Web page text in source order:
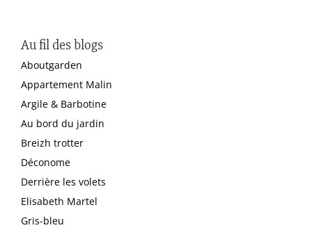
Au fil des blogs
Aboutgarden
Appartement Malin
Argile & Barbotine
Au bord du jardin
Breizh trotter
Déconome
Derrière les volets
Elisabeth Martel
Gris-bleu